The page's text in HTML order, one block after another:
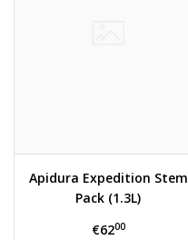
Apidura Expedition Stem
Pack (1.3L)
€6200